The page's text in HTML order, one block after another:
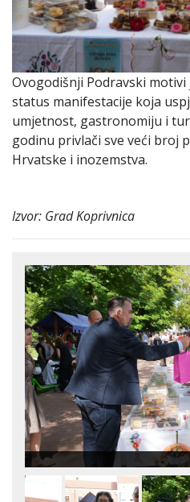
Ovogodišnji Podravski
status manifestacije koja
umjetnost, gastronomiju i
godinu privlači sve veći broj
Hrvatske i inozemstva.
Izvor: Grad Koprivnica